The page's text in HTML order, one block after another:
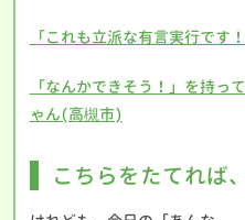
「これも立派な有言実行です
「なんかできそう！」を持っ
ゃん(高槻市)
こちらをたてれば